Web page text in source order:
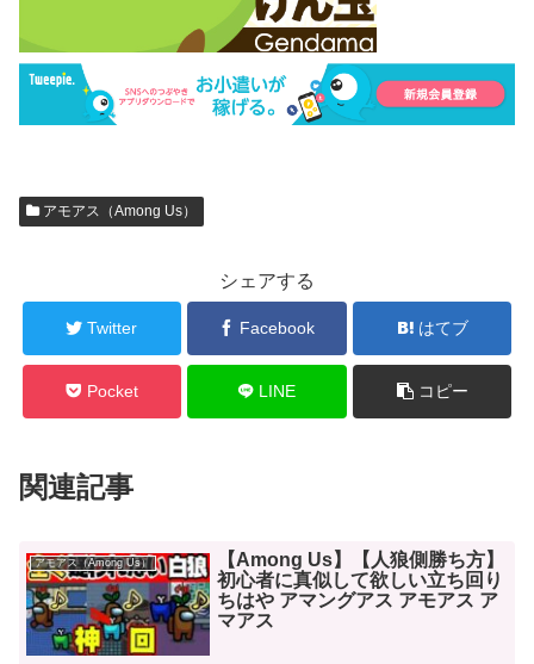
アモアス（Among Us）
シェアする
Twitter Facebook はてブ
Pocket LINE コピー
関連記事
アモアス（Among Us）
【Among Us】【人狼側勝ち方】
初心者に真似して欲しい立ち回り
ちはや アマングアス アモアス ア
マアス